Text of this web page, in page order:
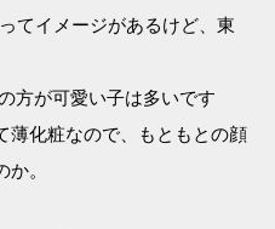
てイメージがあるけど、東
方が可愛い子は多いです
薄化粧なので、もともとの顔
。